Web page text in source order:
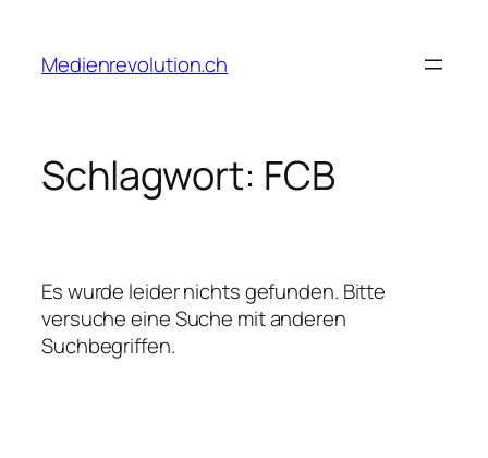
springen
Medienrevolution.ch
Schlagwort: FCB
Es wurde leider nichts gefunden. Bitte
versuche eine Suche mit anderen
Suchbegriffen.